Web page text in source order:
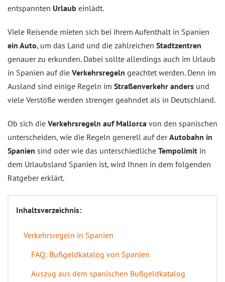
entspannten Urlaub einlädt.
Viele Reisende mieten sich bei ihrem Aufenthalt in Spanien
ein Auto, um das Land und die zahlreichen Stadtzentren
genauer zu erkunden. Dabei sollte allerdings auch im Urlaub
in Spanien auf die Verkehrsregeln geachtet werden. Denn im
Ausland sind einige Regeln im Straßenverkehr anders und
viele Verstöße werden strenger geahndet als in Deutschland.
Ob sich die Verkehrsregeln auf Mallorca von den spanischen
unterscheiden, wie die Regeln generell auf derAutobahn in
Spanien sind oder wie das unterschiedliche Tempolimit in
dem Urlaubsland Spanien ist, wird Ihnen in dem folgenden
Ratgeber erklärt.
Inhaltsverzeichnis:
Verkehrsregeln in Spanien
FAQ: Bußgeldkatalog von Spanien
Auszug aus dem spanischen Bußgeldkatalog